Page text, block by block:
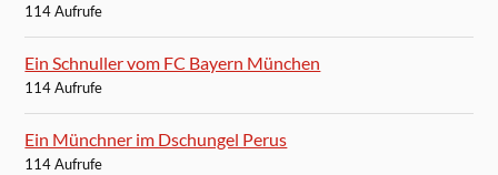
114 Aufrufe
Ein Schnuller vom FC Bayern München
114 Aufrufe
Ein Münchner im Dschungel Perus
114 Aufrufe